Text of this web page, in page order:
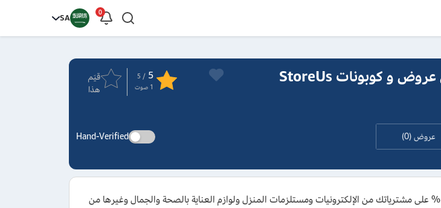
0
SA
كود خصم ستور اص 2026: أقوى عروض و كوبونات StoreUs
5
/ 5
1 صوت
قيَم
هذا
عروض (0) Hand-Verified
احصل على كود خصم ستور اص 2026 الجديد للاستفادة من تخفيض بقيمة 10% على مشترياتك من الإلكترونيات ومستلزمات المنزل ولوازم العناية بالصحة والجمال وغيرها من